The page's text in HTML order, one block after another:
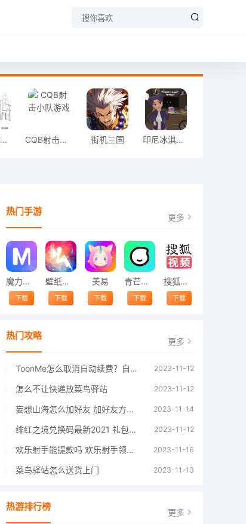
愚人节整同学 CQB射击小队游戏 街机三国 印尼冰淇淋店模拟器
热门手游 更多
魔力相册
下载
壁纸精灵
下载
美易
下载
青芒交友软件官方版2021 v1.3
下载
搜狐视频app免费送会员下载安装到手机 v8.8.5
下载
热门攻略 更多
ToonMe怎么取消自动续费？自动续费关闭方法 2023-11-12
怎么不让快递放菜鸟驿站 2023-11-12
妄想山海怎么加好友 加好友方法大全 2023-11-14
绯红之境兑换码最新2021 礼包兑换码大全 2023-11-12
欢乐射手能提款吗 欢乐射手领红包是真的吗 2023-11-16
菜鸟驿站怎么送货上门 2023-11-13
热游排行榜 更多